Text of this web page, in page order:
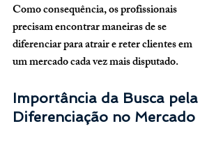
Como consequência, os profissionais
precisam encontrar maneiras de se
diferenciar para atrair e reter clientes em
um mercado cada vez mais disputado.
Importância da Busca pela
Diferenciação no Mercado